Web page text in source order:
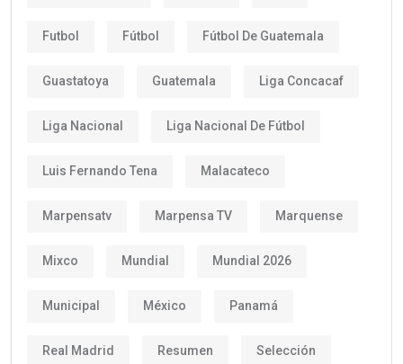
Futbol Fútbol Fútbol De Guatemala
Guastatoya Guatemala Liga Concacaf
Liga Nacional Liga Nacional De Fútbol
Luis Fernando Tena Malacateco
Marpensatv Marpensa TV Marquense
Mixco Mundial Mundial 2026
Municipal México Panamá
Real Madrid Resumen Selección